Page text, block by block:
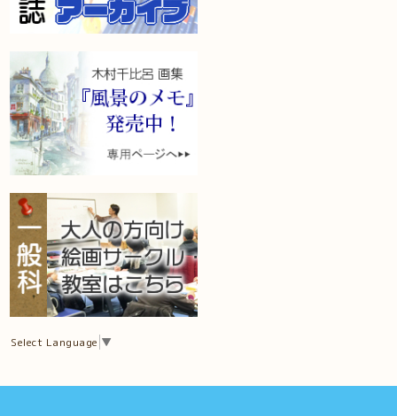
Select Language ▼